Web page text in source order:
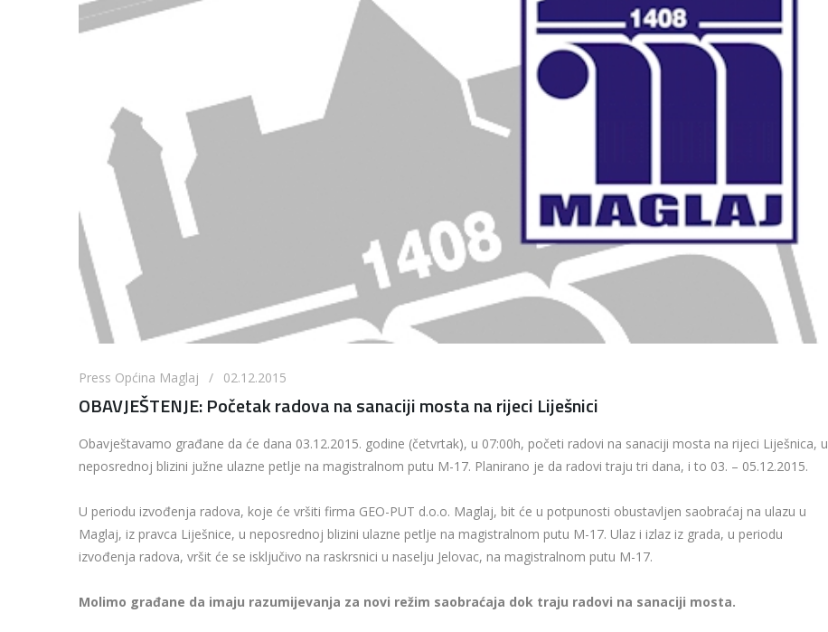
Press Općina Maglaj / 02.12.2015
OBAVJEŠTENJE: Početak radova na sanaciji mosta na rijeci Liješnici
Obavještavamo građane da će dana 03.12.2015. godine (četvrtak), u 07:00h, početi radovi na sanaciji mosta na rijeci Liješnica, u
neposrednoj blizini južne ulazne petlje na magistralnom putu M-17. Planirano je da radovi traju tri dana, i to 03. – 05.12.2015.
U periodu izvođenja radova, koje će vršiti firma GEO-PUT d.o.o. Maglaj, bit će u potpunosti obustavljen saobraćaj na ulazu u
Maglaj, iz pravca Liješnice, u neposrednoj blizini ulazne petlje na magistralnom putu M-17. Ulaz i izlaz iz grada, u periodu
izvođenja radova, vršit će se isključivo na raskrsnici u naselju Jelovac, na magistralnom putu M-17.
Molimo građane da imaju razumijevanja za novi režim saobraćaja dok traju radovi na sanaciji mosta.